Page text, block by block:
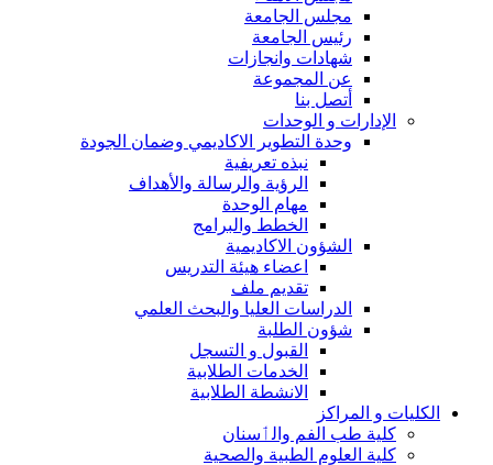
مجلس الجامعة
رئيس الجامعة
شهادات وانجازات
عن المجموعة
أتصل بنا
الإدارات و الوحدات
وحدة التطوير الاكاديمي وضمان الجودة
نبذه تعريفية
الرؤية والرسالة والأهداف
مهام الوحدة
الخطط والبرامج
الشؤون الاكاديمية
اعضاء هيئة التدريس
تقديم ملف
الدراسات العليا والبحث العلمي
شؤون الطلبة
القبول و التسجل
الخدمات الطلابية
الانشطة الطلابية
الكليات و المراكز
كلية طب الفم والٲسنان
كلية العلوم الطبية والصحية